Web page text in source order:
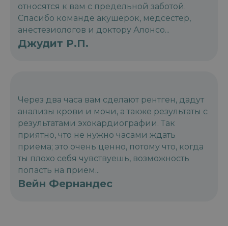
относятся к вам с предельной заботой.
Спасибо команде акушерок, медсестер,
анестезиологов и доктору Алонсо...
Джудит Р.П.
Через два часа вам сделают рентген, дадут
анализы крови и мочи, а также результаты с
результатами эхокардиографии. Так
приятно, что не нужно часами ждать
приема; это очень ценно, потому что, когда
ты плохо себя чувствуешь, возможность
попасть на прием...
Вейн Фернандес